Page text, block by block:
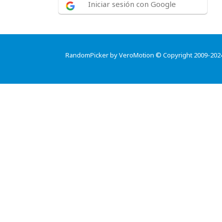
Iniciar sesión con Google
RandomPicker by VeroMotion © Copyright 2009-